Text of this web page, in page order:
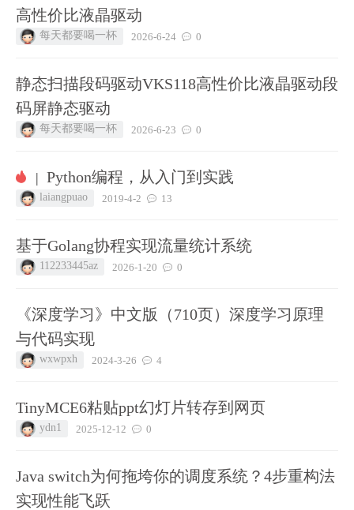
高性价比液晶驱动
每天都要喝一杯 2026-6-24 0
静态扫描段码驱动VKS118高性价比液晶驱动段
码屏静态驱动
每天都要喝一杯 2026-6-23 0
| Python编程，从入门到实践
laiangpuao 2019-4-2 13
基于Golang协程实现流量统计系统
112233445az 2026-1-20 0
《深度学习》中文版（710页）深度学习原理
与代码实现
wxwpxh 2024-3-26 4
TinyMCE6粘贴ppt幻灯片转存到网页
ydn1 2025-12-12 0
Java switch为何拖垮你的调度系统？4步重构法
实现性能飞跃